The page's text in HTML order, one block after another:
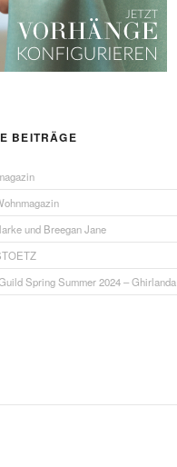
BEITRÄGE
und Breegan Jane
Spring Summer 2024 – Ghirlanda